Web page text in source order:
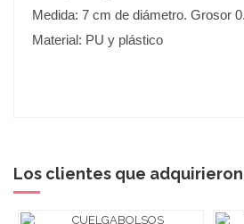
Medida: 7 cm de diámetro. Grosor
Material: PU y plástico
Los clientes que